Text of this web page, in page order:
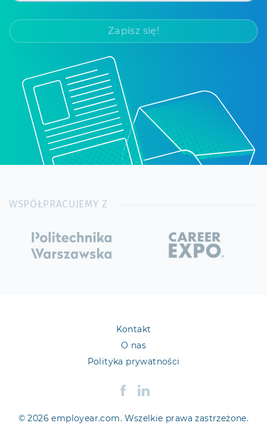
Zapisz się!
WSPÓŁPRACUJEMY Z
© 2026 employear.com. Wszelkie prawa zastrzeżone.
Kontakt
O nas
Polityka prywatności